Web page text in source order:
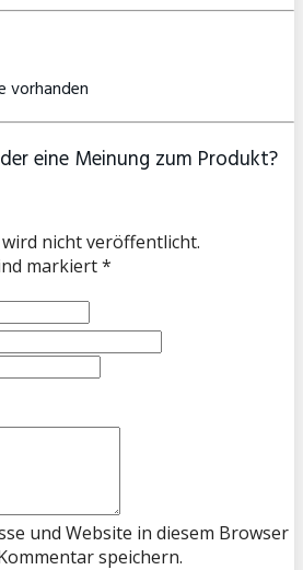
vorhanden
eine Meinung zum Produkt?
nicht veröffentlicht.
markiert *
und Website in diesem Browser
speichern.